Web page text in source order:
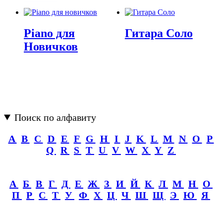
Piano для
Новичков
Гитара Соло
Поиск по алфавиту
A B C D E F G H I J K L M N O
P
Q
R S T U V W X Y Z
А Б В Г Д Е Ж З И Й К Л М Н
О
П Р С Т У Ф Х Ц Ч Ш Щ Э Ю Я